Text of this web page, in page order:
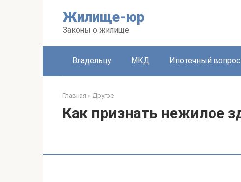
Жилище-юр
Законы о жилище
Владельцу МКД Ипотечный вопрос
Главная » Другое
Как признать нежилое